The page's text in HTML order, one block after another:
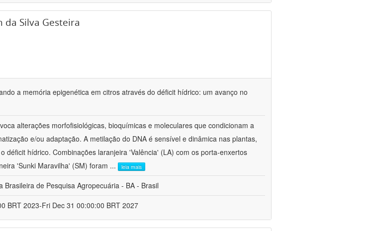
da Silva Gesteira
a memória epigenética em citros através do déficit hídrico: um avanço no
alterações morfofisiológicas, bioquímicas e moleculares que condicionam a
e/ou adaptação. A metilação do DNA é sensível e dinâmica nas plantas,
déficit hídrico. Combinações laranjeira 'Valência' (LA) com os porta-enxertos
'Sunki Maravilha' (SM) foram ... leia mais
Brasileira de Pesquisa Agropecuária - BA - Brasil
BRT 2023-Fri Dec 31 00:00:00 BRT 2027